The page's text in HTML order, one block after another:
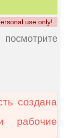
use only!
создана
рабочие